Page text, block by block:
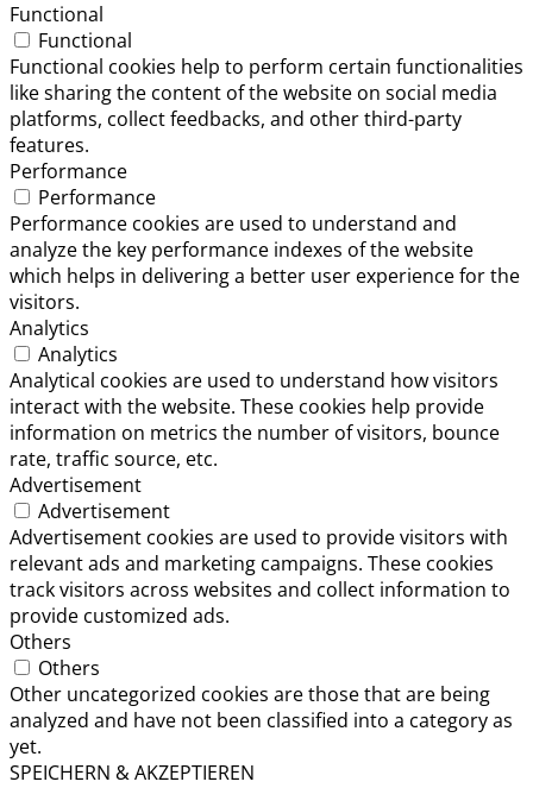
Functional
Functional
Functional cookies help to perform certain functionalities
like sharing the content of the website on social media
platforms, collect feedbacks, and other third-party
features.
Performance
Performance
Performance cookies are used to understand and
analyze the key performance indexes of the website
which helps in delivering a better user experience for the
visitors.
Analytics
Analytics
Analytical cookies are used to understand how visitors
interact with the website. These cookies help provide
information on metrics the number of visitors, bounce
rate, traffic source, etc.
Advertisement
Advertisement
Advertisement cookies are used to provide visitors with
relevant ads and marketing campaigns. These cookies
track visitors across websites and collect information to
provide customized ads.
Others
Others
Other uncategorized cookies are those that are being
analyzed and have not been classified into a category as
yet.
SPEICHERN & AKZEPTIEREN